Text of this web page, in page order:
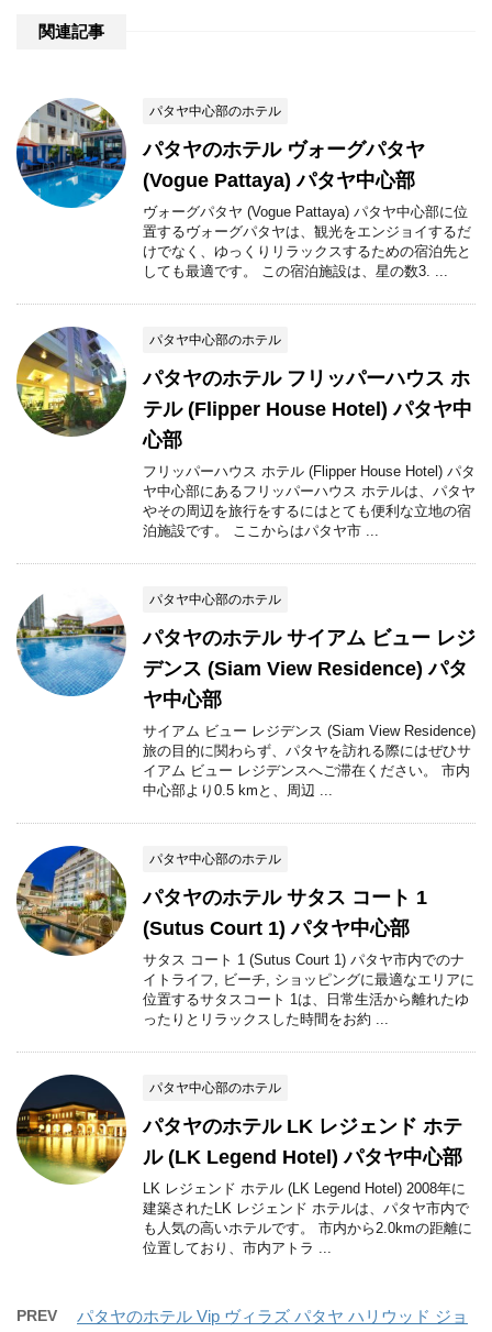
関連記事
パタヤ中心部のホテル
パタヤのホテル ヴォーグパタヤ
(Vogue Pattaya) パタヤ中心部
ヴォーグパタヤ (Vogue Pattaya) パタヤ中心部に位
置するヴォーグパタヤは、観光をエンジョイするだ
けでなく、ゆっくりリラックスするための宿泊先と
しても最適です。 この宿泊施設は、星の数3. ...
パタヤ中心部のホテル
パタヤのホテル フリッパーハウス ホ
テル (Flipper House Hotel) パタヤ中
心部
フリッパーハウス ホテル (Flipper House Hotel) パタ
ヤ中心部にあるフリッパーハウス ホテルは、パタヤ
やその周辺を旅行をするにはとても便利な立地の宿
泊施設です。 ここからはパタヤ市 ...
パタヤ中心部のホテル
パタヤのホテル サイアム ビュー レジ
デンス (Siam View Residence) パタ
ヤ中心部
サイアム ビュー レジデンス (Siam View Residence)
旅の目的に関わらず、パタヤを訪れる際にはぜひサ
イアム ビュー レジデンスへご滞在ください。 市内
中心部より0.5 kmと、周辺 ...
パタヤ中心部のホテル
パタヤのホテル サタス コート 1
(Sutus Court 1) パタヤ中心部
サタス コート 1 (Sutus Court 1) パタヤ市内でのナ
イトライフ, ビーチ, ショッピングに最適なエリアに
位置するサタスコート 1は、日常生活から離れたゆ
ったりとリラックスした時間をお約 ...
パタヤ中心部のホテル
パタヤのホテル LK レジェンド ホテ
ル (LK Legend Hotel) パタヤ中心部
LK レジェンド ホテル (LK Legend Hotel) 2008年に
建築されたLK レジェンド ホテルは、パタヤ市内で
も人気の高いホテルです。 市内から2.0kmの距離に
位置しており、市内アトラ ...
PREV
パタヤのホテル Vip ヴィラズ パタヤ ハリウッド ジョ